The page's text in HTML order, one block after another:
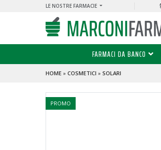
LE NOSTRE FARMACIE
FARMACI DA BANCO
HOME» COSMETICI » SOLARI
PROMO